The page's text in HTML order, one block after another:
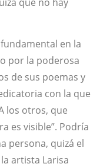
en la
por la poderosa
de sus poemas y
con la que
los otros, que
es visible”. Podría
persona, quizá el
artista Larisa